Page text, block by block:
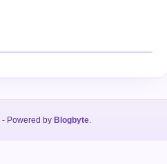
- Powered by Blogbyte.